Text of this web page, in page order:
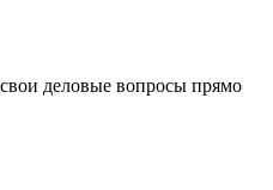
деловые вопросы прямо